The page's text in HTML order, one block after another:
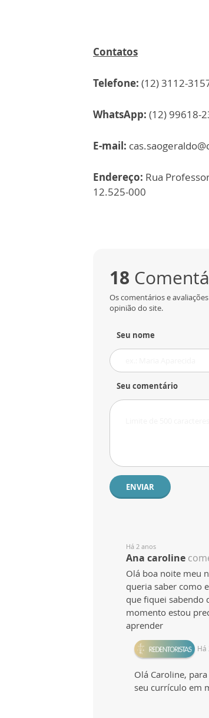
Contatos
Telefone: (12) 3112-
WhatsApp: (12) 99618-
E-mail:
Endereço: Rua
12.525-000
18
Os comentários e
opinião do site.
Seu nome
Seu comentário
ENVIAR
Há 2 anos
Ana caroline
Olá boa noite meu
queria saber como
que fiquei sabendo
momento estou
aprender
Há
Olá Caroline,
seu currículo em